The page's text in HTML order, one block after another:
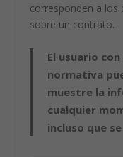
corresponden a los
sobre un contrato.
El usuario
normativa
muestre la
cualquier
incluso que